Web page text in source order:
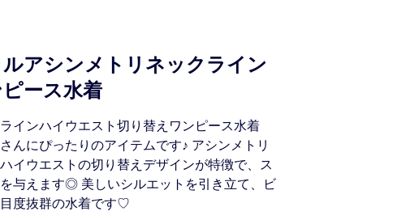
アシンメトリネックライン
ース水着
インハイウエスト切り替えワンピース水着
んにぴったりのアイテムです♪ アシンメトリ
イウエストの切り替えデザインが特徴で、ス
与えます◎ 美しいシルエットを引き立て、ビ
度抜群の水着です♡